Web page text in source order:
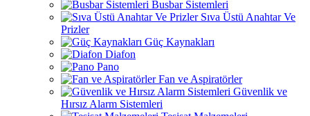
Busbar Sistemleri
Sıva Üstü Anahtar Ve
Prizler
Güç Kaynakları
Diafon
Pano
Fan ve Aspiratörler
Güvenlik ve
Hırsız Alarm Sistemleri